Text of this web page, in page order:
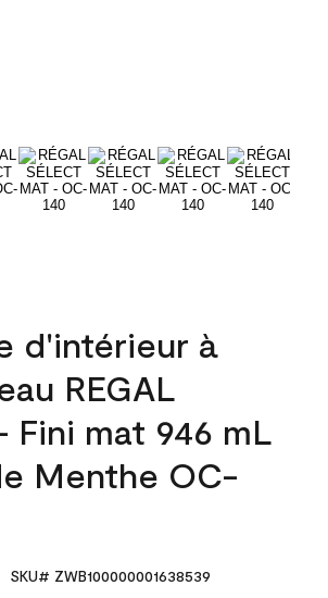
d'intérieur à
REGAL
mat 946 mL
Menthe OC-
SKU# ZWB100000001638539